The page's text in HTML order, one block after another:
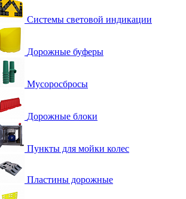
Системы световой индикации
Дорожные буферы
Мусоросбросы
Дорожные блоки
Пункты для мойки колес
Пластины дорожные